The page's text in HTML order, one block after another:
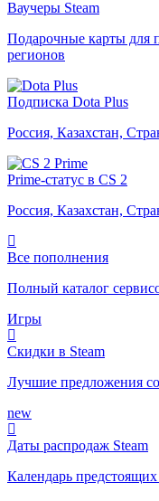
Ваучеры Steam
Подарочные карты для
регионов
Подписка Dota Plus
Россия, Казахстан,
Prime-статус в CS 2
Россия, Казахстан,
Все пополнения
Полный каталог
Игры
Скидки в Steam
Лучшие предложения
new
Даты распродаж Steam
Календарь